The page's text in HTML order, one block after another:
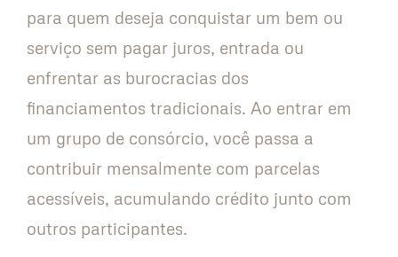
para quem deseja conquistar um bem ou
serviço sem pagar juros, entrada ou
enfrentar as burocracias dos
financiamentos tradicionais. Ao entrar em
um grupo de consórcio, você passa a
contribuir mensalmente com parcelas
acessíveis, acumulando crédito junto com
outros participantes.